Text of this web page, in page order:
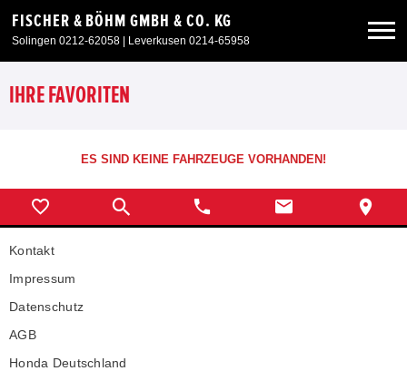
FISCHER & BÖHM GMBH & CO. KG
Solingen 0212-62058 | Leverkusen 0214-65958
Neuwagen
Sonderangebote
Service & Zubehör
Unser Autohaus
IHRE FAVORITEN
ES SIND KEINE FAHRZEUGE VORHANDEN!
Kontakt
Impressum
Datenschutz
AGB
Honda Deutschland